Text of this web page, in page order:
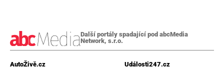
Další portály spadající pod abcMedia
Network, s.r.o.
AutoŽivě.cz
Události247.cz